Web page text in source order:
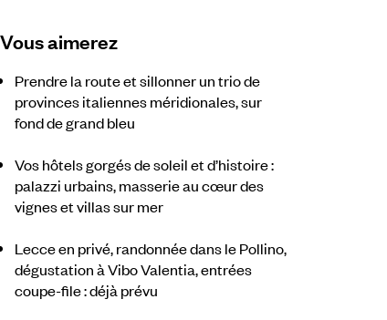
Vous aimerez
Prendre la route et sillonner un trio de
provinces italiennes méridionales, sur
fond de grand bleu
Vos hôtels gorgés de soleil et d’histoire :
palazzi urbains, masserie au cœur des
vignes et villas sur mer
Lecce en privé, randonnée dans le Pollino,
dégustation à Vibo Valentia, entrées
coupe-file : déjà prévu